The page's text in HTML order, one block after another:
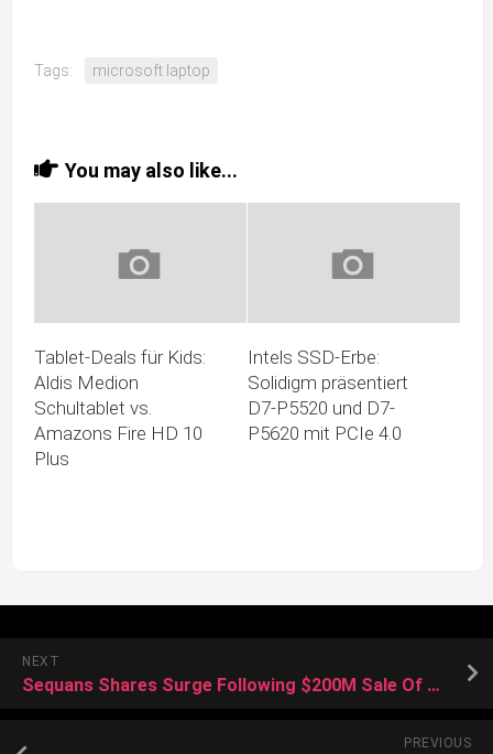
Tags: microsoft laptop
You may also like...
Tablet-Deals für Kids:
Aldis Medion
Schultablet vs.
Amazons Fire HD 10
Plus
Intels SSD-Erbe:
Solidigm präsentiert
D7-P5520 und D7-
P5620 mit PCIe 4.0
NEXT
Sequans Shares Surge Following $200M Sale Of 4G IoT Technology To Qualcomm
PREVIOUS